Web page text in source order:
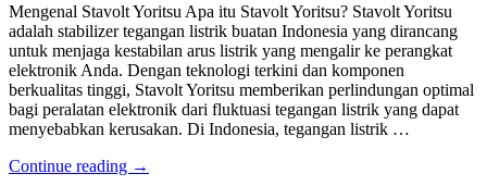
Mengenal Stavolt Yoritsu Apa itu Stavolt Yoritsu? Stavolt Yoritsu
adalah stabilizer tegangan listrik buatan Indonesia yang dirancang
untuk menjaga kestabilan arus listrik yang mengalir ke perangkat
elektronik Anda. Dengan teknologi terkini dan komponen
berkualitas tinggi, Stavolt Yoritsu memberikan perlindungan optimal
bagi peralatan elektronik dari fluktuasi tegangan listrik yang dapat
menyebabkan kerusakan. Di Indonesia, tegangan listrik …
Continue reading →